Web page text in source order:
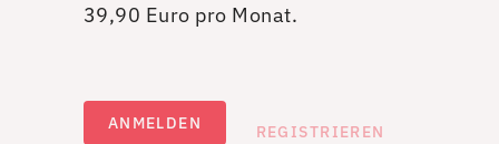
39,90 Euro pro Monat.
ANMELDEN REGISTRIEREN